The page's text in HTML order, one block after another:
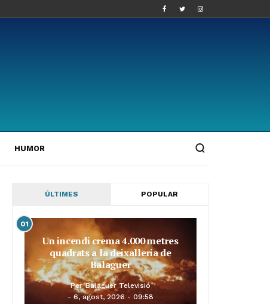
HUMOR
ÚLTIMES POPULAR
01
Un incendi crema 4.000 metres
quadrats a la deixalleria de
Balaguer
Per Balaguer Televisió
6, agost, 2026 - 09:58